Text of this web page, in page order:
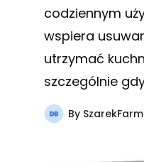
codziennym
wspiera
utrzymać
szczególnie
By SzarekFarm